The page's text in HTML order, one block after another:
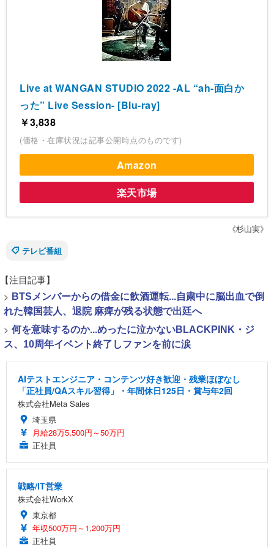
Live at WANGAN STUDIO 2022 -AL “ah-面白か
った” Live Session- [Blu-ray]
￥3,838
(価格・在庫状況は記事公開時点のものです)
Amazon
楽天市場
《杉山実》
テレビ番組
【注目記事】
> BTSメンバーからの借金に飲酒運転...自粛中に脳出血で倒
れた韓国芸人、退院 麻痺が残る状態で出廷へ
> 何を意味するのか...めったに泣かないBLACKPINK・ジ
ス、10周年イベント終了しファンを前に涙
AIテストエンジニア・コンテンツ好き歓迎・残業ほぼなし
「正社員/QAスキル習得」・年間休日125日・賞与年2回
株式会社Meta Sales
埼玉県
月給28万5,500円～50万円
正社員
戦略/IT営業
株式会社WorkX
東京都
年収500万円～1,200万円
正社員